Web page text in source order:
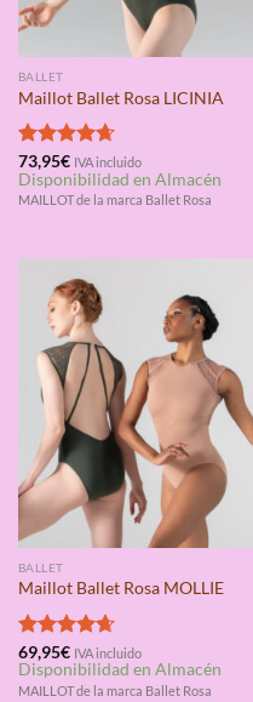
BALLET
Maillot Ballet Rosa LICINIA
Valorado
con4.67
de 5
73,95€ IVA incluido
Disponibilidad en Almacén
MAILLOT de la marca Ballet Rosa
BALLET
Maillot Ballet Rosa MOLLIE
Valorado
con4.67
de 5
69,95€ IVA incluido
Disponibilidad en Almacén
MAILLOT de la marca Ballet Rosa